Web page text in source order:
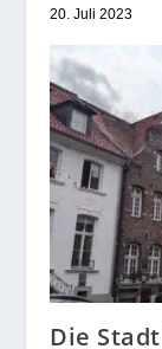
20. Juli 2023
Die